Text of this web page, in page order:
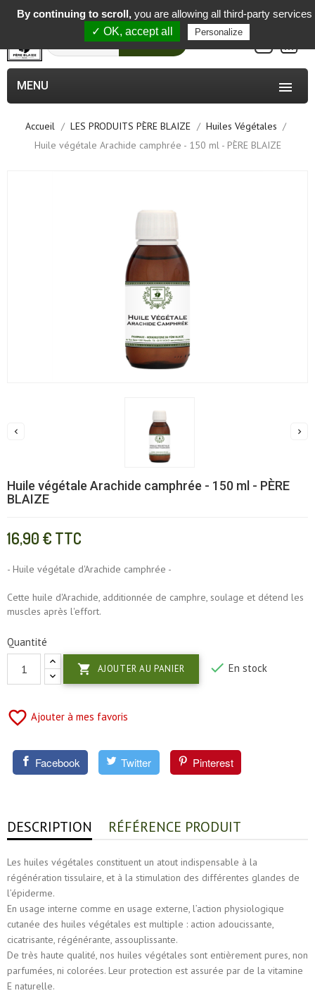
-
Rechercher

MENU
Accueil LES PRODUITS PÈRE BLAIZE
Huiles Végétales
Huile végétale Arachide camphrée - 150 ml - PÈRE BLAIZE
 
Huile végétale Arachide camphrée - 150 ml - PÈRE
BLAIZE
16,90 € TTC
- Huile végétale d'Arachide camphrée -
Cette huile d'Arachide, additionnée de camphre, soulage et détend les
muscles après l'effort.
Quantité
 AJOUTER AU PANIER  En stock
favorite_border Ajouter à mes favoris
Facebook Twitter Pinterest
DESCRIPTION RÉFÉRENCE PRODUIT
Les huiles végétales constituent un atout indispensable à la
régénération tissulaire, et à la stimulation des différentes glandes de
l’épiderme.
En usage interne comme en usage externe, l’action physiologique
cutanée des huiles végétales est multiple : action adoucissante,
cicatrisante, régénérante, assouplissante.
De très haute qualité, nos huiles végétales sont entièrement pures, non
parfumées, ni colorées. Leur protection est assurée par de la vitamine
E naturelle.
By continuing to scroll, you are allowing all third-party services
✓ OK, accept all
Personalize